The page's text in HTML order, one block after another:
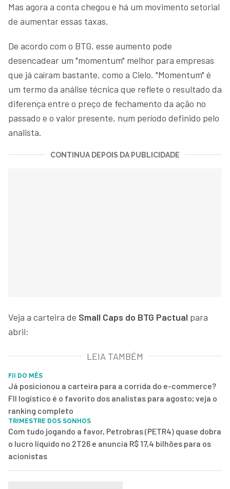
Mas agora a conta chegou e há um movimento setorial
de aumentar essas taxas.
De acordo com o BTG, esse aumento pode
desencadear um "momentum" melhor para empresas
que já caíram bastante, como a Cielo. "Momentum" é
um termo da análise técnica que reflete o resultado da
diferença entre o preço de fechamento da ação no
passado e o valor presente, num período definido pelo
analista.
CONTINUA DEPOIS DA PUBLICIDADE
Veja a carteira de Small Caps do BTG Pactual para
abril:
LEIA TAMBÉM
FII DO MÊS
Já posicionou a carteira para a corrida do e-commerce?
FII logístico é o favorito dos analistas para agosto; veja o
ranking completo
TRIMESTRE DOS SONHOS
Com tudo jogando a favor, Petrobras (PETR4) quase dobra
o lucro líquido no 2T26 e anuncia R$ 17,4 bilhões para os
acionistas